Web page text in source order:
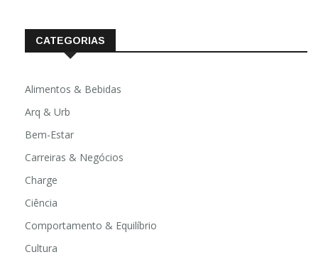
CATEGORIAS
Alimentos & Bebidas
Arq & Urb
Bem-Estar
Carreiras & Negócios
Charge
Ciência
Comportamento & Equilíbrio
Cultura